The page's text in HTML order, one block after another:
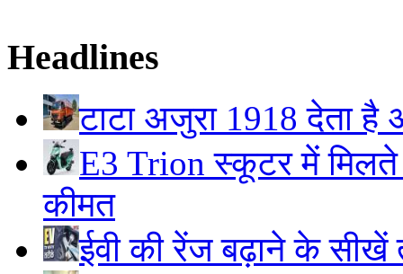
Headlines
टाटा अजुरा 1918 देता है
E3 Trion स्कूटर में मिलते
कीमत
ईवी की रेंज बढ़ाने के सीखें